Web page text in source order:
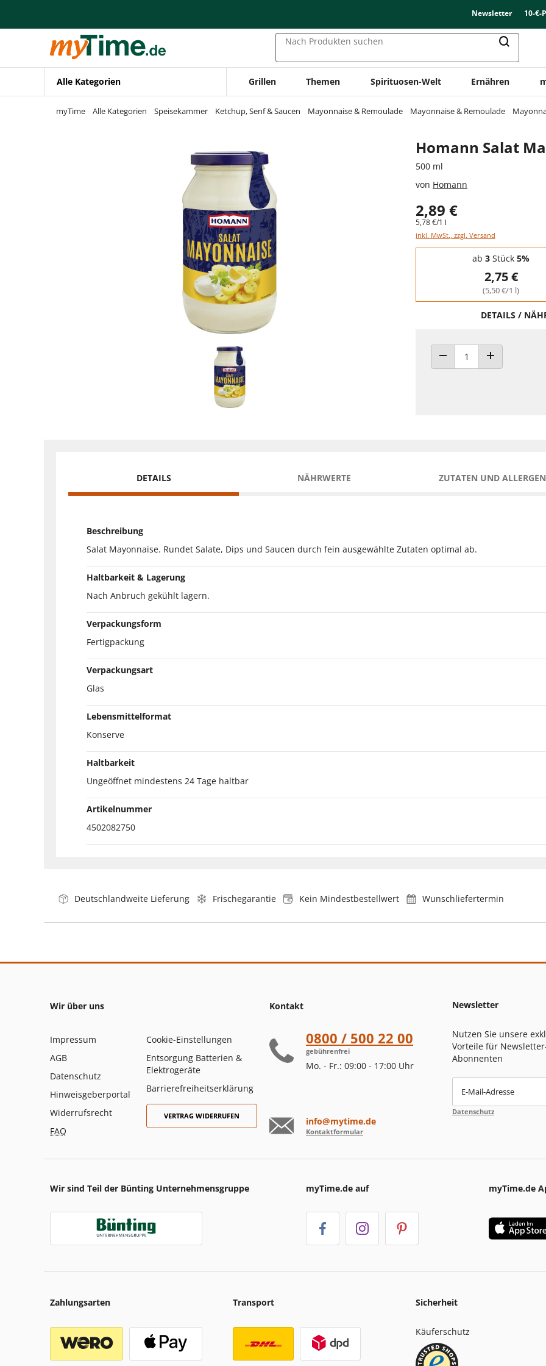
Zur Navigation springen
Zur Suche springen
Newsletter 10-€-
Nach Produkten suchen
Alle Kategorien Grillen Themen Spirituosen-Welt Ernähren
myTime Alle Kategorien Speisekammer Ketchup, Senf & Saucen Mayonnaise & Remoulade Mayonnaise & Remoulade
Homann Salat
500 ml
von Homann
2,89 €
5,78 €/1 l
inkl. MwSt., zzgl. Versand
Staffelpreise - Mengenrabatt
ab 3 Stück 5%
2,75 €
(5,50 €/1 l)
DETAILS /
ANZAHL VERRINGERN
ANZAHL
DETAILS NÄHRWERTE ZUTATEN UND
Beschreibung
Salat Mayonnaise. Rundet Salate, Dips und Saucen durch fein ausgewählte Zutaten optimal ab.
Haltbarkeit & Lagerung
Nach Anbruch gekühlt lagern.
Verpackungsform
Fertigpackung
Verpackungsart
Glas
Lebensmittelformat
Konserve
Haltbarkeit
Ungeöffnet mindestens 24 Tage haltbar
Artikelnummer
4502082750
Deutschlandweite Lieferung Frischegarantie Kein Mindestbestellwert Wunschliefertermin
Wir über uns
Impressum
AGB
Datenschutz
Hinweisgeberportal
Widerrufsrecht
FAQ
Cookie-Einstellungen
Entsorgung Batterien &
Elektrogeräte
Barrierefreiheitserklärung
VERTRAG WIDERRUFEN
Kontakt
0800 / 500 22 00
gebührenfrei
Mo. - Fr.: 09:00 - 17:00 Uhr
info@mytime.de
Kontaktformular
Newsletter
Nutzen Sie unsere
Vorteile für
Abonnenten
E-Mail-Adresse
Datenschutz
Wir sind Teil der Bünting Unternehmensgruppe myTime.de auf myTime.de
Zahlungsarten Transport Sicherheit
Käuferschutz